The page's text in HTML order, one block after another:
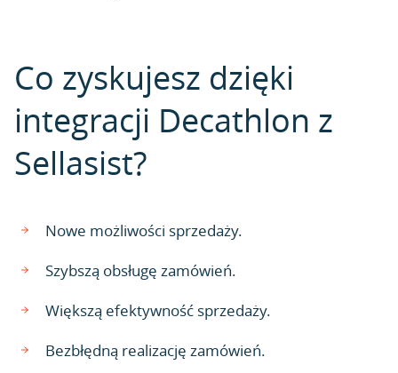
Co zyskujesz dzięki
integracji Decathlon z
Sellasist?
Nowe możliwości sprzedaży.
Szybszą obsługę zamówień.
Większą efektywność sprzedaży.
Bezbłędną realizację zamówień.